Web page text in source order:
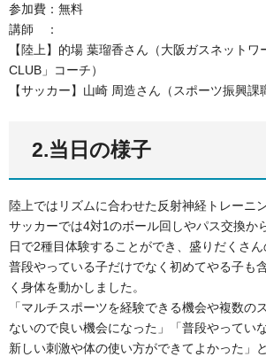
参加費：無料
講師 ：
【陸上】的場 葉瑠香さん（大阪ガスネットワ
CLUB」コーチ）
【サッカー】山崎 周造さん（スポーツ振興課
2.当日の様子
陸上ではリズムに合わせた反射神経トレーニ
サッカーでは4対1のボール回しやパス交換か
日で2種目体験することができ、盛りだくさん
普段やっている子だけでなく初めてやる子も
く身体を動かしました。
「マルチスポーツを経験できる機会や複数の
ないので良い機会になった」「普段やってい
新しい刺激や体の使い方ができてよかった」